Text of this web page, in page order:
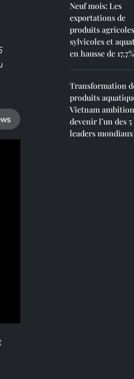
Neuf mois: Les
exportations de
produits
sylvicoles et
en hausse de 17,7%
Transformation
produits
Vietnam
devenir l’un des 5
leaders mondiaux